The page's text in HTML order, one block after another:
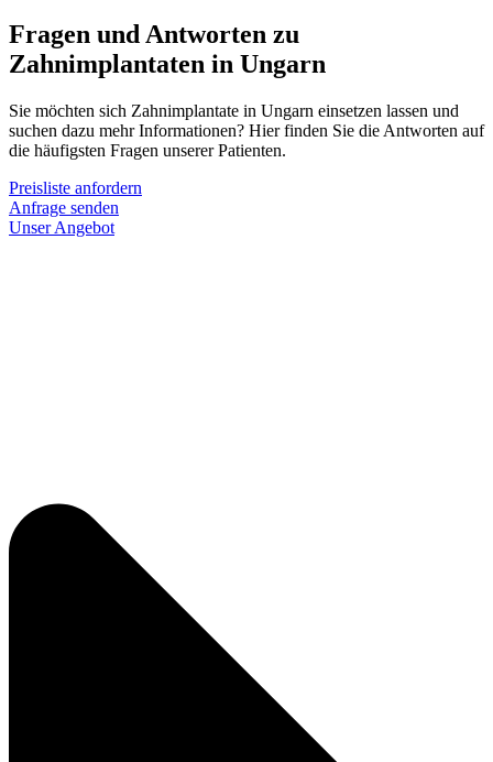
Fragen und Antworten zu
Zahnimplantaten in Ungarn
Sie möchten sich Zahnimplantate in Ungarn einsetzen lassen und
suchen dazu mehr Informationen? Hier finden Sie die Antworten auf
die häufigsten Fragen unserer Patienten.
Preisliste anfordern
Anfrage senden
Unser Angebot